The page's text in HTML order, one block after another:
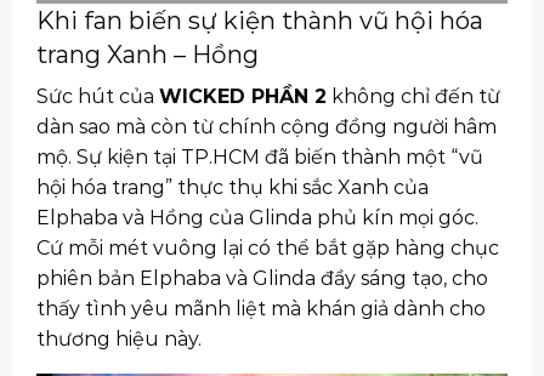
Khi fan biến sự kiện thành vũ hội hóa
trang Xanh – Hồng
Sức hút của WICKED PHẦN 2 không chỉ đến từ
dàn sao mà còn từ chính cộng đồng người hâm
mộ. Sự kiện tại TP.HCM đã biến thành một “vũ
hội hóa trang” thực thụ khi sắc Xanh của
Elphaba và Hồng của Glinda phủ kín mọi góc.
Cứ mỗi mét vuông lại có thể bắt gặp hàng chục
phiên bản Elphaba và Glinda đầy sáng tạo, cho
thấy tình yêu mãnh liệt mà khán giả dành cho
thương hiệu này.